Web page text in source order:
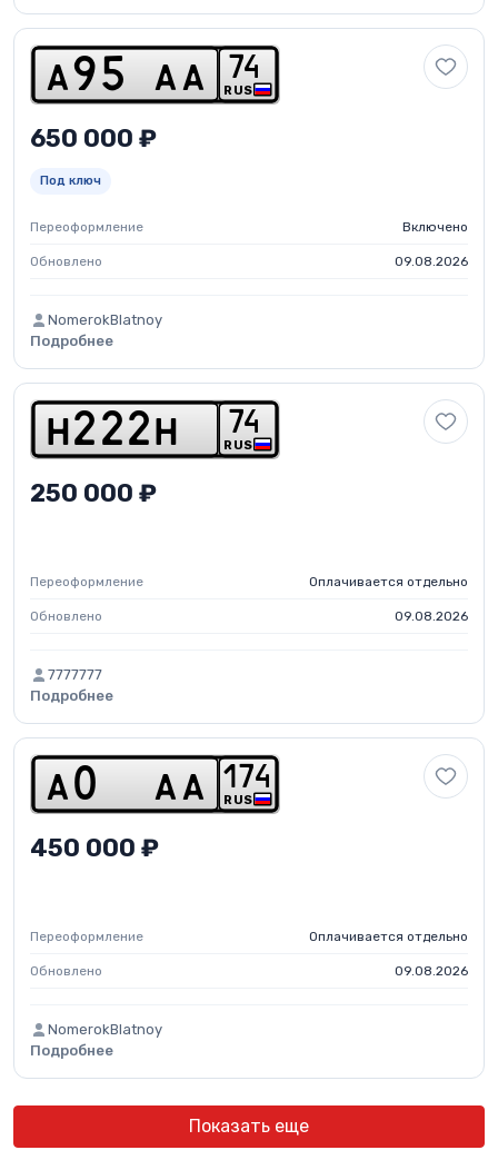
a 9 5 a a RUS
74
650 000 ₽
Под ключ
Переоформление Включено
Обновлено 09.08.2026
NomerokBlatnoy
Подробнее
h 2 2 2 h RUS
74
250 000 ₽
Переоформление Оплачивается отдельно
Обновлено 09.08.2026
7777777
Подробнее
a 0 a a RUS
1 74
450 000 ₽
Переоформление Оплачивается отдельно
Обновлено 09.08.2026
NomerokBlatnoy
Подробнее
Показать еще